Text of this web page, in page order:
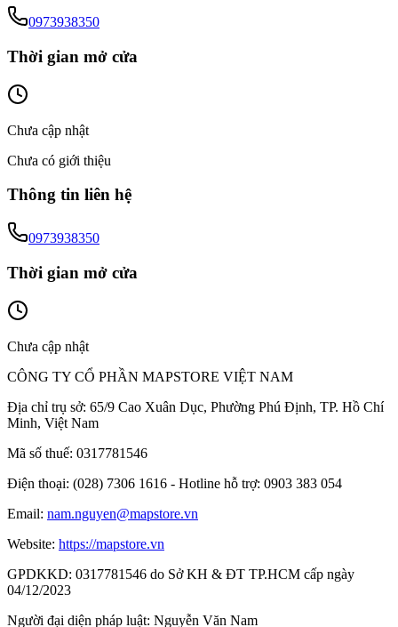
0973938350
Thời gian mở cửa
Chưa cập nhật
Chưa có giới thiệu
Thông tin liên hệ
0973938350
Thời gian mở cửa
Chưa cập nhật
CÔNG TY CỔ PHẦN MAPSTORE VIỆT NAM
Địa chỉ trụ sở: 65/9 Cao Xuân Dục, Phường Phú Định, TP. Hồ Chí
Minh, Việt Nam
Mã số thuế: 0317781546
Điện thoại: (028) 7306 1616 - Hotline hỗ trợ: 0903 383 054
Email: nam.nguyen@mapstore.vn
Website: https://mapstore.vn
GPDKKD: 0317781546 do Sở KH & ĐT TP.HCM cấp ngày
04/12/2023
Người đại diện pháp luật: Nguyễn Văn Nam